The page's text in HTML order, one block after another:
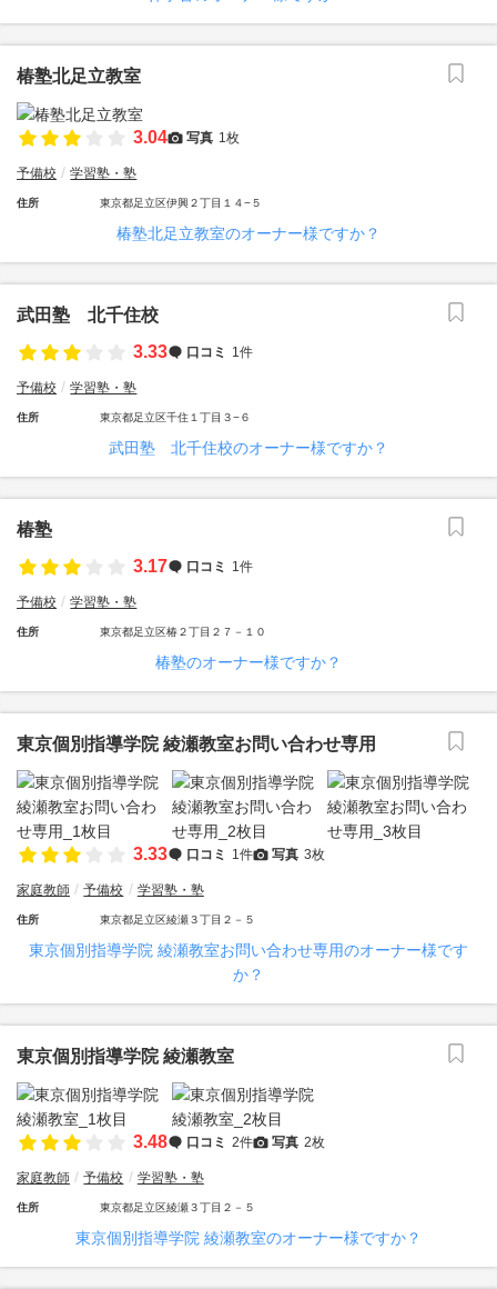
椿塾北足立教室
3.04 写真 1枚
予備校 学習塾・塾
住所 東京都足立区伊興２丁目１４−５
椿塾北足立教室のオーナー様ですか？
武田塾 北千住校
3.33
口コミ 1件
予備校 学習塾・塾
住所 東京都足立区千住１丁目３−６
武田塾 北千住校のオーナー様ですか？
椿塾
3.17
口コミ 1件
予備校 学習塾・塾
住所 東京都足立区椿２丁目２７－１０
椿塾のオーナー様ですか？
東京個別指導学院 綾瀬教室お問い合わせ専用
3.33 口コミ 1件 写真 3枚
家庭教師 予備校 学習塾・塾
住所 東京都足立区綾瀬３丁目２－５
東京個別指導学院 綾瀬教室お問い合わせ専用のオーナー様です
か？
東京個別指導学院 綾瀬教室
3.48 口コミ 2件 写真 2枚
家庭教師 予備校 学習塾・塾
住所 東京都足立区綾瀬３丁目２－５
東京個別指導学院 綾瀬教室のオーナー様ですか？